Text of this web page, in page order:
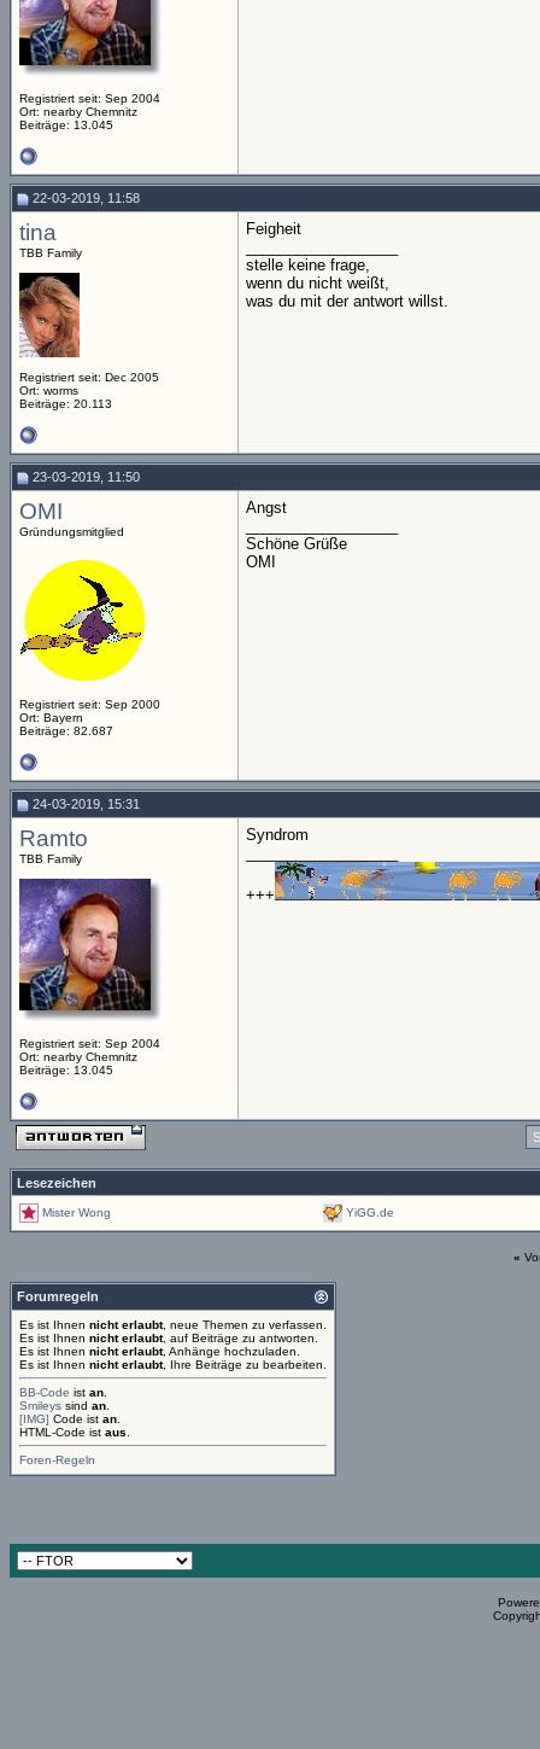
Registriert seit: Sep 2004
Ort: nearby Chemnitz
Beiträge: 13.045
22-03-2019, 11:58
tina
TBB Family
Registriert seit: Dec 2005
Ort: worms
Beiträge: 20.113
Feigheit
stelle keine frage,
wenn du nicht weißt,
was du mit der antwort willst.
23-03-2019, 11:50
OMI
Gründungsmitglied
Registriert seit: Sep 2000
Ort: Bayern
Beiträge: 82.687
Angst
Schöne Grüße
OMI
24-03-2019, 15:31
Ramto
TBB Family
Registriert seit: Sep 2004
Ort: nearby Chemnitz
Beiträge: 13.045
Syndrom
+++
Lesezeichen
Mister Wong YiGG.de
«
Forumregeln
Es ist Ihnen nicht erlaubt, neue Themen zu verfassen.
Es ist Ihnen nicht erlaubt, auf Beiträge zu antworten.
Es ist Ihnen nicht erlaubt, Anhänge hochzuladen.
Es ist Ihnen nicht erlaubt, Ihre Beiträge zu bearbeiten.
BB-Code ist an
Smileys sind an
[IMG] Code ist an
HTML-Code ist aus
Foren-Regeln